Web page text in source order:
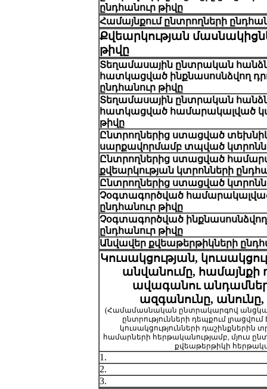
ընդհանուր թիվը
Համայնքում ընտրողների
Քվեարկության
թիվը
Տեղամասային ընտրական
հատկացված ինքնասոսնձվող
ընդհանուր թիվը
Տեղամասային ընտրական
հատկացված համարակալված
թիվը
Ընտրողներից ստացված
սարքավորմամբ տպված
Ընտրողներից ստացված
քվեարկության կտրոնների
Ընտրողներից ստացված
Չօգտագործված
ընդհանուր թիվը
Չօգտագործված ինքնասոսնձվող
ընդհանուր թիվը
Անվավեր քվեաթերթիկների
Կուսակցության,
անվանումը,
ավագանու
ազգանունը, անունը,
(Համամասնական ընտրակարգով
ընտրությունների դեպքում լրացվում
կուսակցությունների
համարների հերթականությամբ, մյուս
քվեաթերթիկի
1.
2.
3.